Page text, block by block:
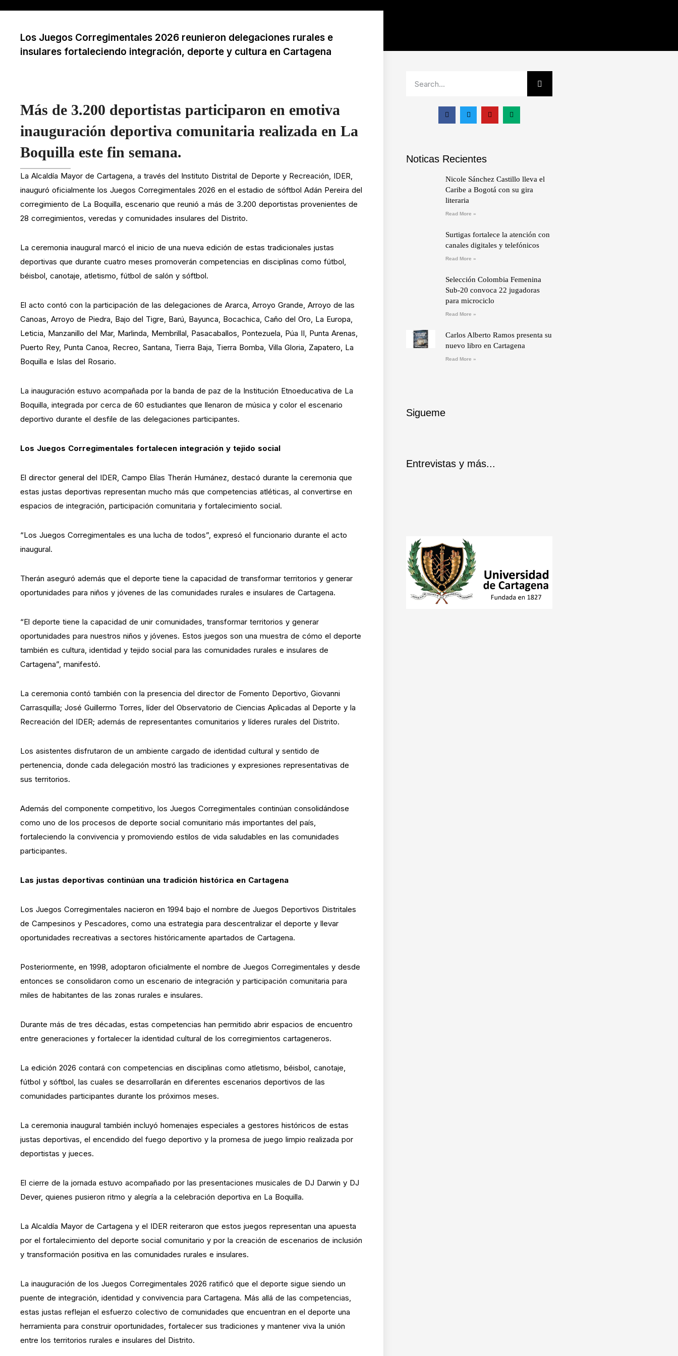
Los Juegos Corregimentales 2026 reunieron delegaciones rurales e
insulares fortaleciendo integración, deporte y cultura en Cartagena
Más de 3.200 deportistas participaron en emotiva
inauguración deportiva comunitaria realizada en La
Boquilla este fin semana.
La Alcaldía Mayor de Cartagena, a través del Instituto Distrital de Deporte y Recreación, IDER,
inauguró oficialmente los Juegos Corregimentales 2026 en el estadio de sóftbol Adán Pereira del
corregimiento de La Boquilla, escenario que reunió a más de 3.200 deportistas provenientes de
28 corregimientos, veredas y comunidades insulares del Distrito.
La ceremonia inaugural marcó el inicio de una nueva edición de estas tradicionales justas
deportivas que durante cuatro meses promoverán competencias en disciplinas como fútbol,
béisbol, canotaje, atletismo, fútbol de salón y sóftbol.
El acto contó con la participación de las delegaciones de Ararca, Arroyo Grande, Arroyo de las
Canoas, Arroyo de Piedra, Bajo del Tigre, Barú, Bayunca, Bocachica, Caño del Oro, La Europa,
Leticia, Manzanillo del Mar, Marlinda, Membrillal, Pasacaballos, Pontezuela, Púa II, Punta Arenas,
Puerto Rey, Punta Canoa, Recreo, Santana, Tierra Baja, Tierra Bomba, Villa Gloria, Zapatero, La
Boquilla e Islas del Rosario.
La inauguración estuvo acompañada por la banda de paz de la Institución Etnoeducativa de La
Boquilla, integrada por cerca de 60 estudiantes que llenaron de música y color el escenario
deportivo durante el desfile de las delegaciones participantes.
Los Juegos Corregimentales fortalecen integración y tejido social
El director general del IDER, Campo Elías Therán Humánez, destacó durante la ceremonia que
estas justas deportivas representan mucho más que competencias atléticas, al convertirse en
espacios de integración, participación comunitaria y fortalecimiento social.
“Los Juegos Corregimentales es una lucha de todos”, expresó el funcionario durante el acto
inaugural.
Therán aseguró además que el deporte tiene la capacidad de transformar territorios y generar
oportunidades para niños y jóvenes de las comunidades rurales e insulares de Cartagena.
“El deporte tiene la capacidad de unir comunidades, transformar territorios y generar
oportunidades para nuestros niños y jóvenes. Estos juegos son una muestra de cómo el deporte
también es cultura, identidad y tejido social para las comunidades rurales e insulares de
Cartagena”, manifestó.
La ceremonia contó también con la presencia del director de Fomento Deportivo, Giovanni
Carrasquilla; José Guillermo Torres, líder del Observatorio de Ciencias Aplicadas al Deporte y la
Recreación del IDER; además de representantes comunitarios y líderes rurales del Distrito.
Los asistentes disfrutaron de un ambiente cargado de identidad cultural y sentido de
pertenencia, donde cada delegación mostró las tradiciones y expresiones representativas de
sus territorios.
Además del componente competitivo, los Juegos Corregimentales continúan consolidándose
como uno de los procesos de deporte social comunitario más importantes del país,
fortaleciendo la convivencia y promoviendo estilos de vida saludables en las comunidades
participantes.
Las justas deportivas continúan una tradición histórica en Cartagena
Los Juegos Corregimentales nacieron en 1994 bajo el nombre de Juegos Deportivos Distritales
de Campesinos y Pescadores, como una estrategia para descentralizar el deporte y llevar
oportunidades recreativas a sectores históricamente apartados de Cartagena.
Posteriormente, en 1998, adoptaron oficialmente el nombre de Juegos Corregimentales y desde
entonces se consolidaron como un escenario de integración y participación comunitaria para
miles de habitantes de las zonas rurales e insulares.
Durante más de tres décadas, estas competencias han permitido abrir espacios de encuentro
entre generaciones y fortalecer la identidad cultural de los corregimientos cartageneros.
La edición 2026 contará con competencias en disciplinas como atletismo, béisbol, canotaje,
fútbol y sóftbol, las cuales se desarrollarán en diferentes escenarios deportivos de las
comunidades participantes durante los próximos meses.
La ceremonia inaugural también incluyó homenajes especiales a gestores históricos de estas
justas deportivas, el encendido del fuego deportivo y la promesa de juego limpio realizada por
deportistas y jueces.
El cierre de la jornada estuvo acompañado por las presentaciones musicales de DJ Darwin y DJ
Dever, quienes pusieron ritmo y alegría a la celebración deportiva en La Boquilla.
La Alcaldía Mayor de Cartagena y el IDER reiteraron que estos juegos representan una apuesta
por el fortalecimiento del deporte social comunitario y por la creación de escenarios de inclusión
y transformación positiva en las comunidades rurales e insulares.
La inauguración de los Juegos Corregimentales 2026 ratificó que el deporte sigue siendo un
puente de integración, identidad y convivencia para Cartagena. Más allá de las competencias,
estas justas reflejan el esfuerzo colectivo de comunidades que encuentran en el deporte una
herramienta para construir oportunidades, fortalecer sus tradiciones y mantener viva la unión
entre los territorios rurales e insulares del Distrito.
Noticas Recientes
Nicole Sánchez Castillo lleva el
Caribe a Bogotá con su gira
literaria
Read More »
Surtigas fortalece la atención con
canales digitales y telefónicos
Read More »
Selección Colombia Femenina
Sub-20 convoca 22 jugadoras
para microciclo
Read More »
Carlos Alberto Ramos presenta su
nuevo libro en Cartagena
Read More »
Sigueme
Entrevistas y más...